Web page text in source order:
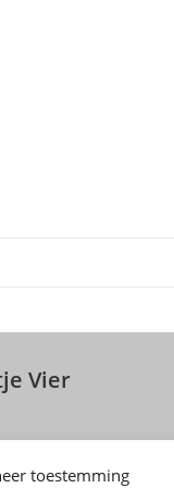
toestemming
Vier